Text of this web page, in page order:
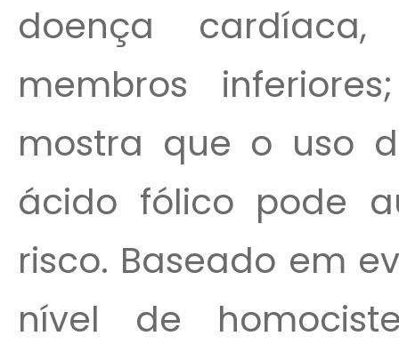
doença
membros
mostra que o uso
ácido fólico pode
risco. Baseado em
nível de